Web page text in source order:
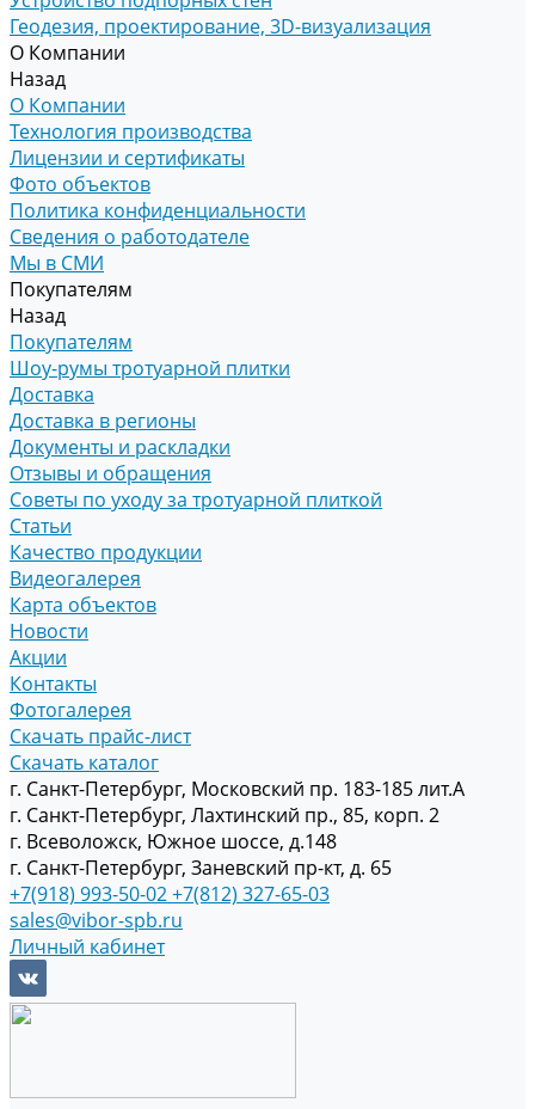
Геодезия, проектирование, 3D-визуализация
О Компании
Назад
О Компании
Технология производства
Лицензии и сертификаты
Фото объектов
Политика конфиденциальности
Сведения о работодателе
Мы в СМИ
Покупателям
Назад
Покупателям
Шоу-румы тротуарной плитки
Доставка
Доставка в регионы
Документы и раскладки
Отзывы и обращения
Советы по уходу за тротуарной плиткой
Статьи
Качество продукции
Видеогалерея
Карта объектов
Новости
Акции
Контакты
Фотогалерея
Скачать прайс-лист
Скачать каталог
г. Санкт-Петербург, Московский пр. 183-185 лит.А
г. Санкт-Петербург, Лахтинский пр., 85, корп. 2
г. Всеволожск, Южное шоссе, д.148
г. Санкт-Петербург, Заневский пр-кт, д. 65
+7(918) 993-50-02+7(812) 327-65-03
sales@vibor-spb.ru
Личный кабинет